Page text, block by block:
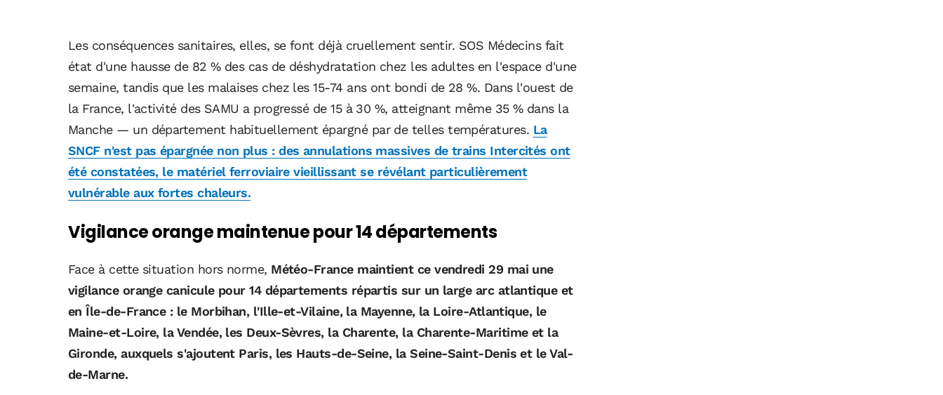
Les conséquences sanitaires, elles, se font déjà cruellement sentir. SOS Médecins fait
état d'une hausse de 82 % des cas de déshydratation chez les adultes en l'espace d'une
semaine, tandis que les malaises chez les 15-74 ans ont bondi de 28 %. Dans l'ouest de
la France, l'activité des SAMU a progressé de 15 à 30 %, atteignant même 35 % dans la
Manche — un département habituellement épargné par de telles températures. La
SNCF n'est pas épargnée non plus : des annulations massives de trains Intercités ont
été constatées, le matériel ferroviaire vieillissant se révélant particulièrement
vulnérable aux fortes chaleurs.
Vigilance orange maintenue pour 14 départements
Face à cette situation hors norme, Météo-France maintient ce vendredi 29 mai une
vigilance orange canicule pour 14 départements répartis sur un large arc atlantique et
en Île-de-France : le Morbihan, l'Ille-et-Vilaine, la Mayenne, la Loire-Atlantique, le
Maine-et-Loire, la Vendée, les Deux-Sèvres, la Charente, la Charente-Maritime et la
Gironde, auxquels s'ajoutent Paris, les Hauts-de-Seine, la Seine-Saint-Denis et le Val-
de-Marne.